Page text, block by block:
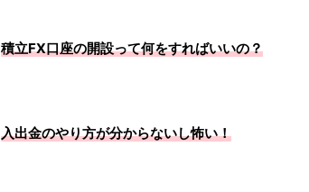
積立FX口座の開設って何をすればいいの？
入出金のやり方が分からないし怖い！